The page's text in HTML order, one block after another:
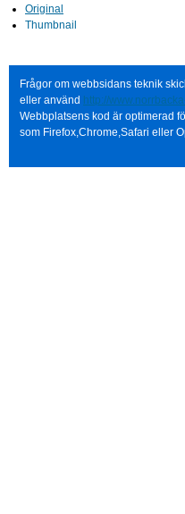
Original
Thumbnail
Frågor om webbsidans teknik
eller använd http://
Webbplatsens kod är optimerad
som Firefox,Chrome,Safari eller